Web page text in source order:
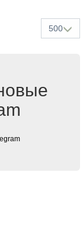
500